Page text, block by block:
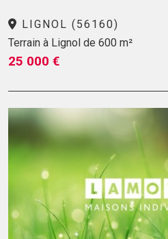
LIGNOL (56160)
Terrain à Lignol de 600 m²
25 000 €